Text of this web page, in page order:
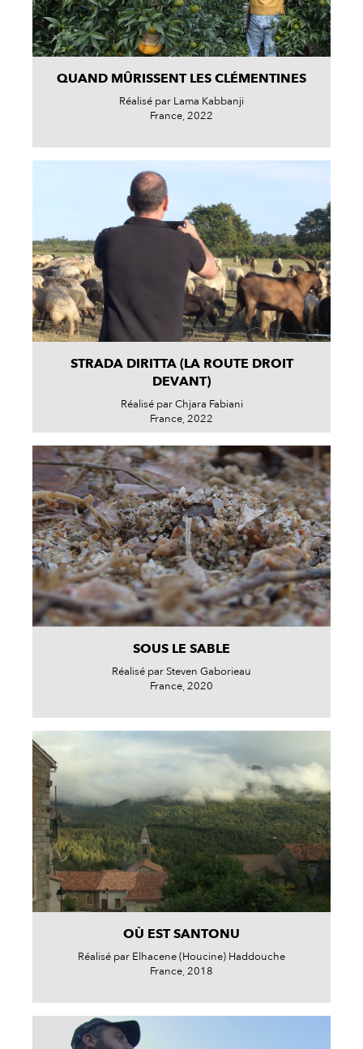
QUAND MÛRISSENT LES CLÉMENTINES
Réalisé par Lama Kabbanji
France, 2022
STRADA DIRITTA (LA ROUTE DROIT
DEVANT)
Réalisé par Chjara Fabiani
France, 2022
SOUS LE SABLE
Réalisé par Steven Gaborieau
France, 2020
OÙ EST SANTONU
Réalisé par Elhacene (Houcine) Haddouche
France, 2018